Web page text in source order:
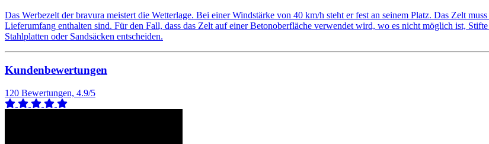
Das Werbezelt der bravura meistert die Wetterlage. Bei einer Windstärke von 40 km/h steht er fest an seinem Platz. Das Zelt
Lieferumfang enthalten sind. Für den Fall, dass das Zelt auf einer Betonoberfläche verwendet wird, wo es nicht möglich ist,
Stahlplatten oder Sandsäcken entscheiden.
Kundenbewertungen
120 Bewertungen, 4.9/5